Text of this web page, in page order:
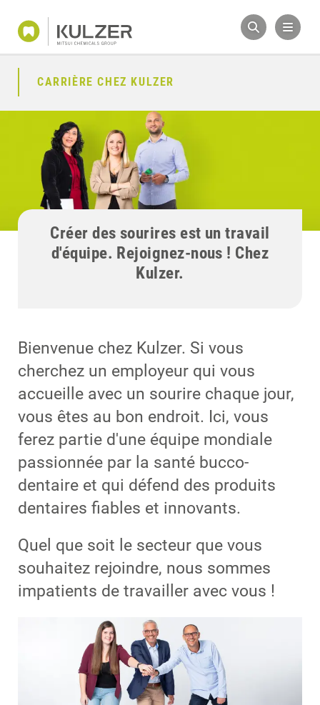
CARRIÈRE CHEZ KULZER
Créer des sourires est un travail
d'équipe. Rejoignez-nous ! Chez
Kulzer.
Bienvenue chez Kulzer. Si vous
cherchez un employeur qui vous
accueille avec un sourire chaque jour,
vous êtes au bon endroit. Ici, vous
ferez partie d'une équipe mondiale
passionnée par la santé bucco-
dentaire et qui défend des produits
dentaires fiables et innovants.
Quel que soit le secteur que vous
souhaitez rejoindre, nous sommes
impatients de travailler avec vous !